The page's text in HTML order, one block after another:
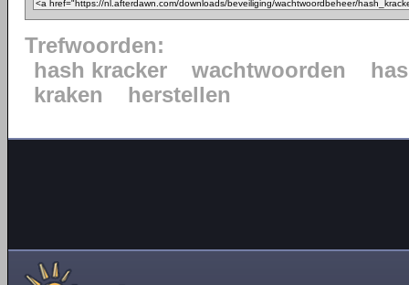
Trefwoorden:
hash kracker
wachtwoorden
kraken
herstellen